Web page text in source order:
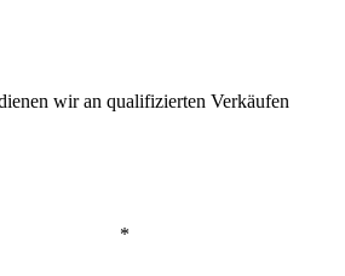
wir an qualifizierten Verkäufen
*